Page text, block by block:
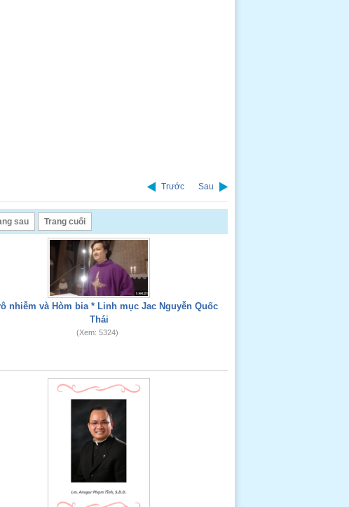
Trước Sau
sau Trang cuối
nhiễm và Hòm bia * Linh mục Jac Nguyễn Quốc
Thái
(Xem: 5324)